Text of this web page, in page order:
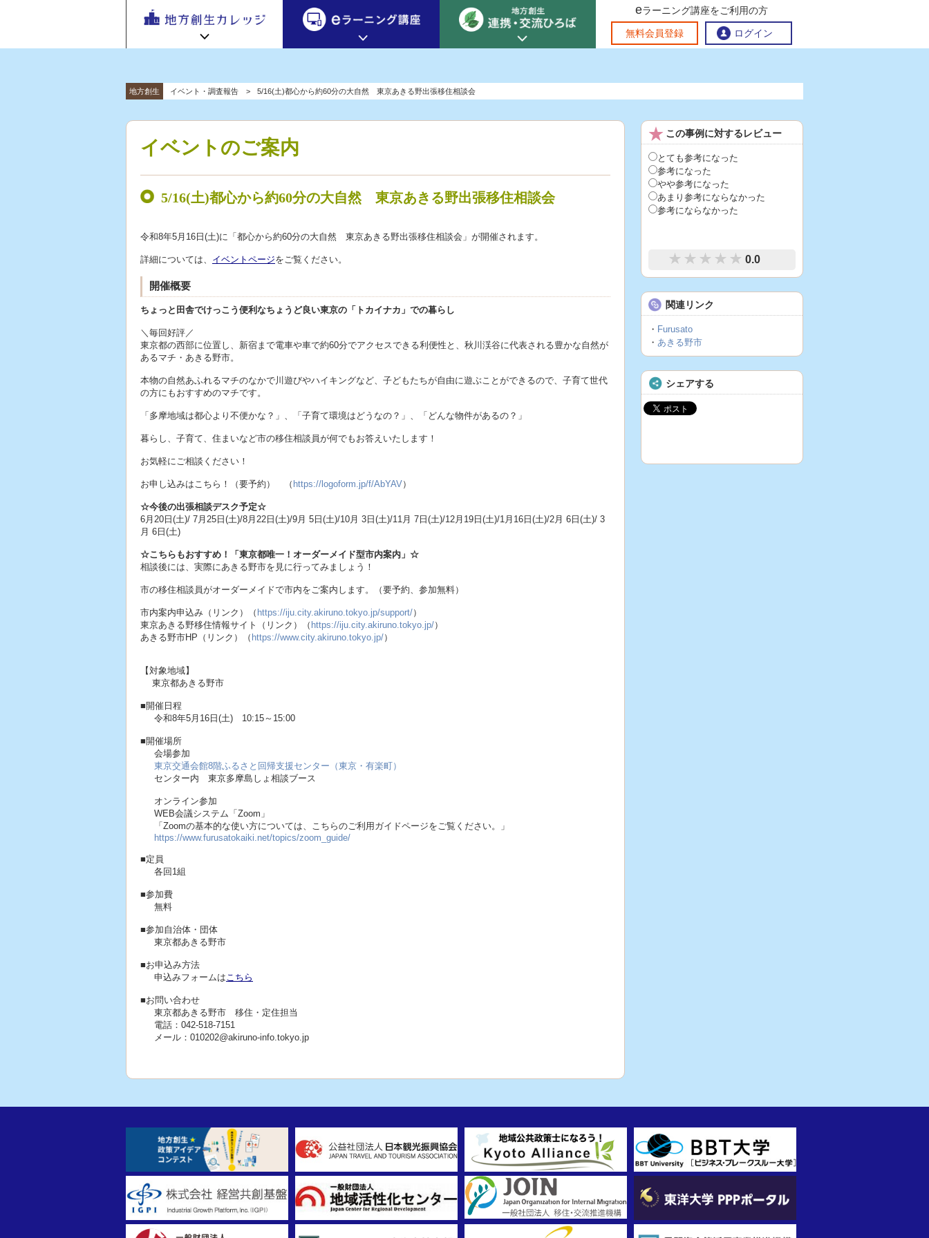
地方創生カレッジ
地方創生カレッジ HOME
おすすめする理由
地方創生カレッジ活用の流れ 官民連携講座
お問い合わせ
eラーニング講座
eラーニング講座 HOME
初めての方へ eラーニング講座を探す
連携交流ひろば
連携・交流ひろば HOME
地方創生交流掲示板
全国で活躍する地方創生専門人材 地方創生に役立つコンテンツ集
eラーニング講座をご利用の方
無料会員登録 ログイン
地方創生
交流ひろ
ば」 | 地方
創生のノ
ウハウ共
有掲示板
イベント・調査報告 5/16(土)都心から約60分の大自然 東京あきる野出張移住相談会
イベントのご案内
5/16(土)都心から約60分の大自然 東京あきる野出張移住相談会
令和8年5月16日(土)に「都心から約60分の大自然 東京あきる野出張移住相談会」が開催されます。
詳細については、 イベントページをご覧ください。
開催概要
ちょっと田舎でけっこう便利なちょうど良い東京の「トカイナカ」での暮らし
＼毎回好評／
東京都の西部に位置し、新宿まで電車や車で約60分でアクセスできる利便性と、秋川渓谷に代表される豊かな自然が
あるマチ・あきる野市。
本物の自然あふれるマチのなかで川遊びやハイキングなど、子どもたちが自由に遊ぶことができるので、子育て世代
の方にもおすすめのマチです。
「多摩地域は都心より不便かな？」、「子育て環境はどうなの？」、「どんな物件があるの？」
暮らし、子育て、住まいなど市の移住相談員が何でもお答えいたします！
お気軽にご相談ください！
お申し込みはこちら！（要予約） （ https://logoform.jp/f/AbYAV）
☆今後の出張相談デスク予定☆
6月20日(土)/ 7月25日(土)/8月22日(土)/9月 5日(土)/10月 3日(土)/11月 7日(土)/12月19日(土)/1月16日(土)/2月 6日(土)/ 3
月 6日(土)
☆こちらもおすすめ！「東京都唯一！オーダーメイド型市内案内」☆
相談後には、実際にあきる野市を見に行ってみましょう！
市の移住相談員がオーダーメイドで市内をご案内します。（要予約、参加無料）
市内案内申込み（リンク）（ https://iju.city.akiruno.tokyo.jp/support/）
東京あきる野移住情報サイト（リンク）（ https://iju.city.akiruno.tokyo.jp/）
あきる野市HP（リンク）（ https://www.city.akiruno.tokyo.jp/）
【対象地域】
東京都あきる野市
■開催日程
令和8年5月16日(土) 10:15～15:00
■開催場所
会場参加
東京交通会館8階ふるさと回帰支援センター（東京・有楽町）
センター内 東京多摩島しょ相談ブース
オンライン参加
WEB会議システム「Zoom」
「Zoomの基本的な使い方については、こちらのご利用ガイドページをご覧ください。」
https://www.furusatokaiki.net/topics/zoom_guide/
■定員
各回1組
■参加費
無料
■参加自治体・団体
東京都あきる野市
■お申込み方法
申込みフォームはこちら
■お問い合わせ
東京都あきる野市 移住・定住担当
電話：042-518-7151
メール：010202@akiruno-info.tokyo.jp
この事例に対するレビュー
とても参考になった
参考になった
やや参考になった
あまり参考にならなかった
参考にならなかった
0.0
関連リンク
・ Furusato
・ あきる野市
シェアする